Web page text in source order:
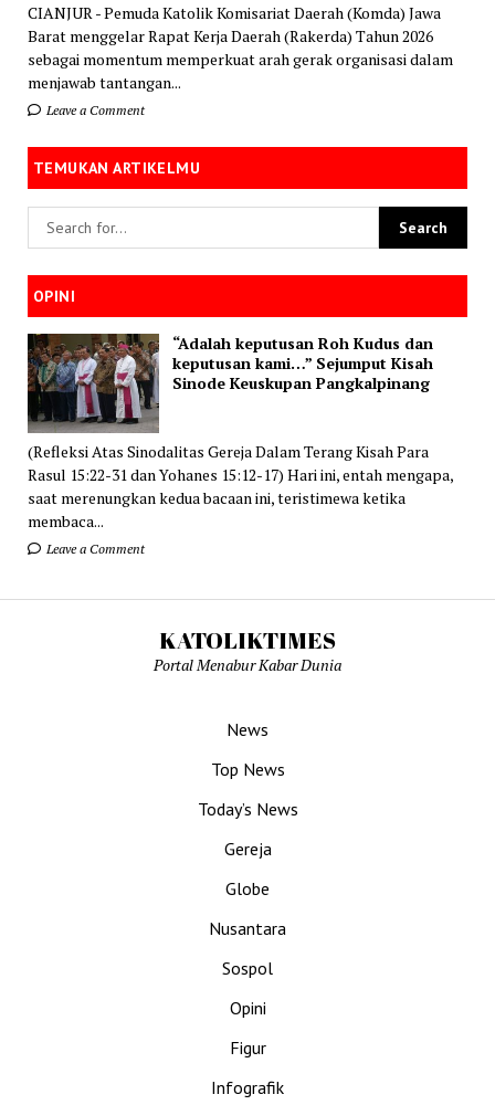
CIANJUR - Pemuda Katolik Komisariat Daerah (Komda) Jawa
Barat menggelar Rapat Kerja Daerah (Rakerda) Tahun 2026
sebagai momentum memperkuat arah gerak organisasi dalam
menjawab tantangan...
Leave a Comment
TEMUKAN ARTIKELMU
OPINI
“Adalah keputusan Roh Kudus dan
keputusan kami…” Sejumput Kisah
Sinode Keuskupan Pangkalpinang
(Refleksi Atas Sinodalitas Gereja Dalam Terang Kisah Para
Rasul 15:22-31 dan Yohanes 15:12-17) Hari ini, entah mengapa,
saat merenungkan kedua bacaan ini, teristimewa ketika
membaca...
Leave a Comment
KATOLIKTIMES
Portal Menabur Kabar Dunia
News
Top News
Today’s News
Gereja
Globe
Nusantara
Sospol
Opini
Figur
Infografik